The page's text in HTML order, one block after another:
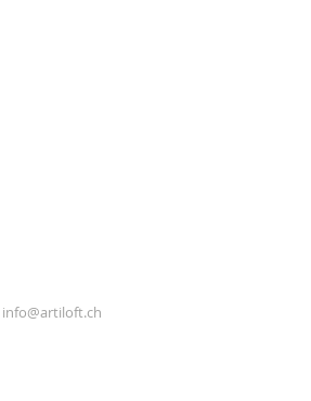
info@artiloft.ch